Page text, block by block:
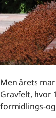
Men årets
Gravfelt, hvor
formidlings-